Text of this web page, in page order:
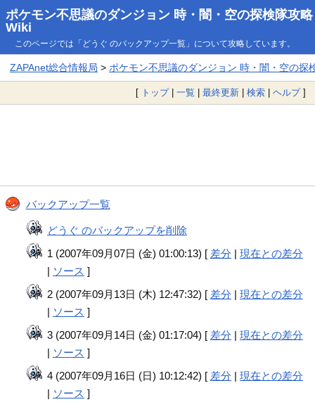
ポケモン不思議のダンジョン 時・闇・空の探検隊攻略
Wiki
このページでは「どうぐ のバックアップ一覧」について攻略しています。
ZAPAnet総合情報局 > ポケモン不思議のダンジョン 時・闇・空の探
[ トップ| 一覧 | 最終更新 | 検索 | ヘルプ]
バックアップ一覧
どうぐ のバックアップを削除
1 (2007年09月07日 (金) 01:00:13) [ 差分 |現在との差分
| ソース ]
2 (2007年09月13日 (木) 12:47:32) [ 差分 |現在との差分
| ソース ]
3 (2007年09月14日 (金) 01:17:04) [ 差分 |現在との差分
| ソース ]
4 (2007年09月16日 (日) 10:12:42) [ 差分 |現在との差分
| ソース ]